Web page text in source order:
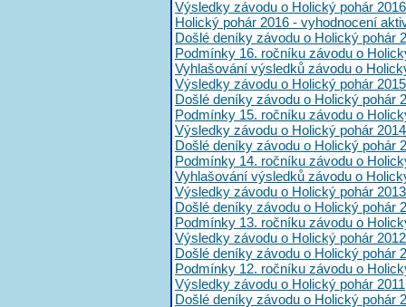
Výsledky závodu o Holický pohár 2016
Holický pohár 2016 - vyhodnocení
Došlé deníky závodu o Holický pohár
Podmínky 16. ročníku závodu o
Vyhlašování výsledků závodu o
Výsledky závodu o Holický pohár 2015
Došlé deníky závodu o Holický pohár
Podmínky 15. ročníku závodu o
Výsledky závodu o Holický pohár 2014
Došlé deníky závodu o Holický pohár
Podmínky 14. ročníku závodu o
Vyhlašování výsledků závodu o
Výsledky závodu o Holický pohár 2013
Došlé deníky závodu o Holický pohár
Podmínky 13. ročníku závodu o
Výsledky závodu o Holický pohár 2012
Došlé deníky závodu o Holický pohár
Podmínky 12. ročníku závodu o
Výsledky závodu o Holický pohár 2011
Došlé deníky závodu o Holický pohár